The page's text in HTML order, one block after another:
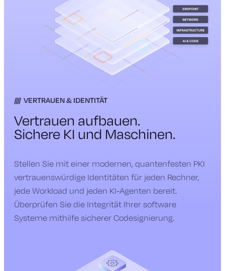
VERTRAUEN & IDENTITÄT
Vertrauen aufbauen.
Sichere KI und Maschinen.
Stellen Sie mit einer modernen, quantenfesten PKI
vertrauenswürdige Identitäten für jeden Rechner,
jede Workload und jeden KI-Agenten bereit.
Überprüfen Sie die Integrität Ihrer software
Systeme mithilfe sicherer Codesignierung.